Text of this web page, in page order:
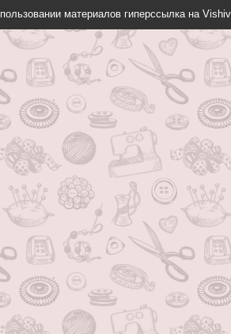
материалов гиперссылка на